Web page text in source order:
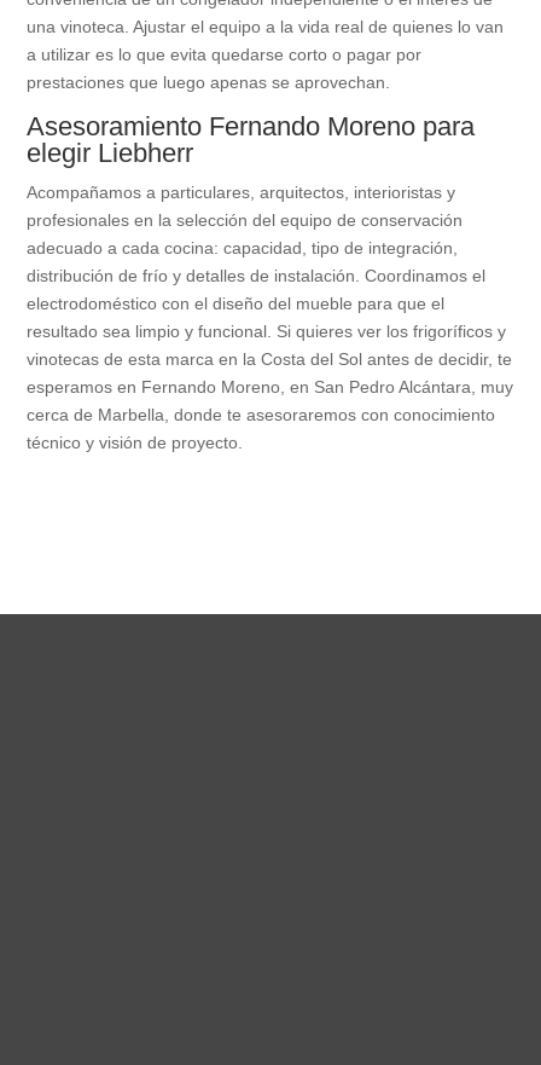
una vinoteca. Ajustar el equipo a la vida real de quienes lo van
a utilizar es lo que evita quedarse corto o pagar por
prestaciones que luego apenas se aprovechan.
Asesoramiento Fernando Moreno para
elegir Liebherr
Acompañamos a particulares, arquitectos, interioristas y
profesionales en la selección del equipo de conservación
adecuado a cada cocina: capacidad, tipo de integración,
distribución de frío y detalles de instalación. Coordinamos el
electrodoméstico con el diseño del mueble para que el
resultado sea limpio y funcional. Si quieres ver los frigoríficos y
vinotecas de esta marca en la Costa del Sol antes de decidir, te
esperamos en Fernando Moreno, en San Pedro Alcántara, muy
cerca de Marbella, donde te asesoraremos con conocimiento
técnico y visión de proyecto.